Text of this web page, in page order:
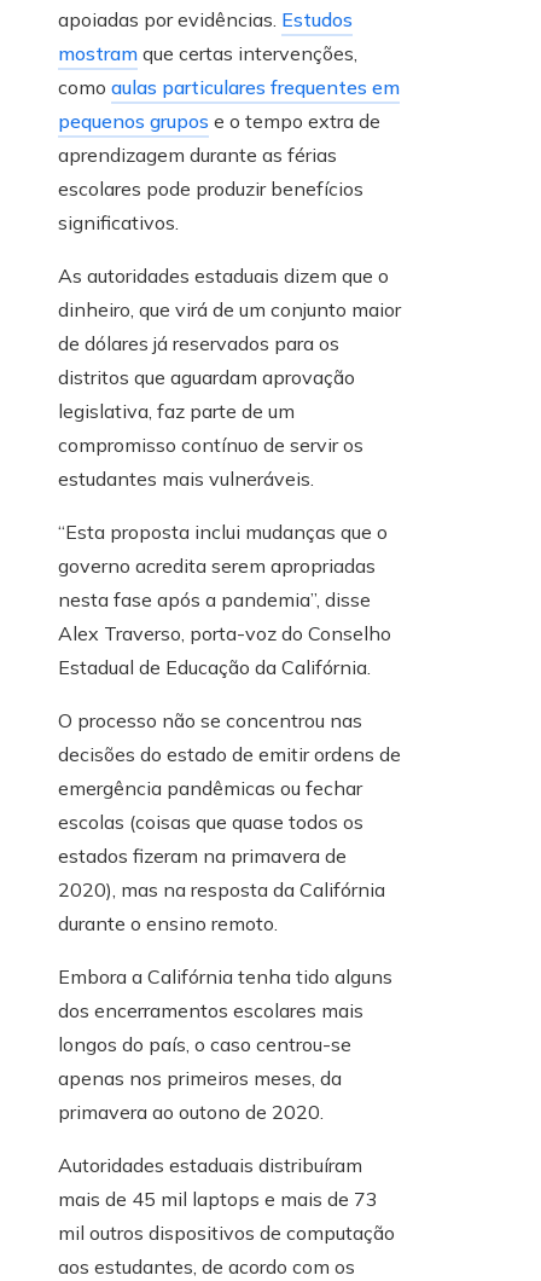
apoiadas por evidências. Estudos
mostram que certas intervenções,
como aulas particulares frequentes em
pequenos grupos e o tempo extra de
aprendizagem durante as férias
escolares pode produzir benefícios
significativos.
As autoridades estaduais dizem que o
dinheiro, que virá de um conjunto maior
de dólares já reservados para os
distritos que aguardam aprovação
legislativa, faz parte de um
compromisso contínuo de servir os
estudantes mais vulneráveis.
“Esta proposta inclui mudanças que o
governo acredita serem apropriadas
nesta fase após a pandemia”, disse
Alex Traverso, porta-voz do Conselho
Estadual de Educação da Califórnia.
O processo não se concentrou nas
decisões do estado de emitir ordens de
emergência pandêmicas ou fechar
escolas (coisas que quase todos os
estados fizeram na primavera de
2020), mas na resposta da Califórnia
durante o ensino remoto.
Embora a Califórnia tenha tido alguns
dos encerramentos escolares mais
longos do país, o caso centrou-se
apenas nos primeiros meses, da
primavera ao outono de 2020.
Autoridades estaduais distribuíram
mais de 45 mil laptops e mais de 73
mil outros dispositivos de computação
aos estudantes, de acordo com os